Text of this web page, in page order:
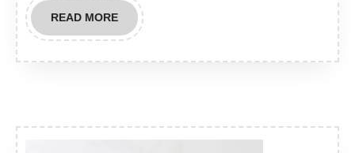
READ MOREREAD
MORE